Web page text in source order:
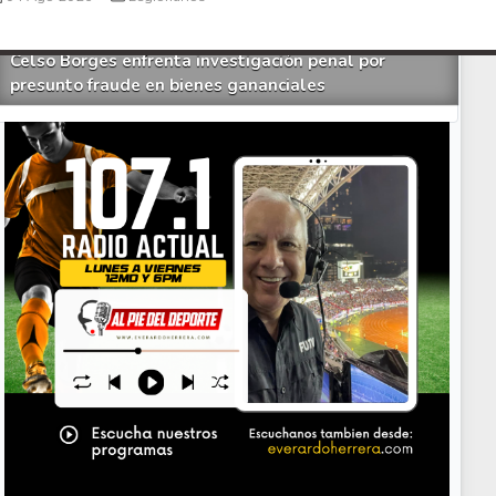
Celso Borges enfrenta investigación penal por
presunto fraude en bienes gananciales
Your Add Here !!